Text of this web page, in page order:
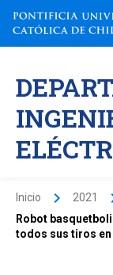
contenido
Inicio 2021
Robot
todos sus tiros